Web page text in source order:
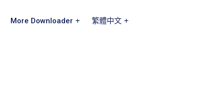
More Downloader 繁體中文